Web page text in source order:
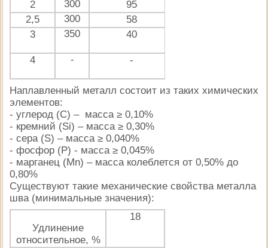
2 300 95
2,5
300 58
3
350 40
4 - -
Наплавленный металл состоит из таких химических
элементов:
- углерод (С) – масса ≥ 0,10%
- кремний (Si) – масса ≥ 0,30%
- сера (S) – масса ≥ 0,040%
- фосфор (Р) - масса ≥ 0,045%
- марганец (Mn) – масса колеблется от 0,50% до
0,80%
Существуют такие механические свойства металла
шва (минимальные значения):
Удлинение
относительное, %
18